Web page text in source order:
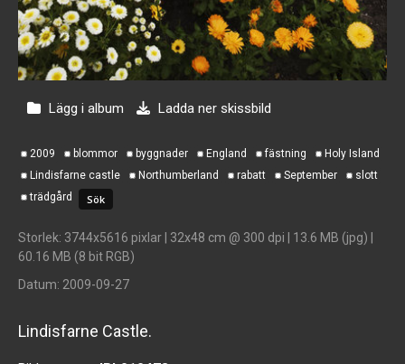
Lägg i album Ladda ner skissbild
2009 blommor byggnader England fästning
Holy Island
Lindisfarne castle
Northumberland rabatt September
slott
trädgård
Storlek: 3744x5616 pixlar | 32x48 cm @ 300 dpi | 13.6 MB (jpg) |
60.16 MB (8 bit RGB)
Datum: 2009-09-27
Lindisfarne Castle.